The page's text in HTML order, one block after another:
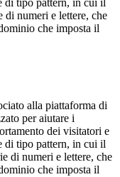
di tipo pattern, in cui il
di numeri e lettere, che
che imposta il
alla piattaforma di
per aiutare i
dei visitatori e
di tipo pattern, in cui il
di numeri e lettere, che
che imposta il